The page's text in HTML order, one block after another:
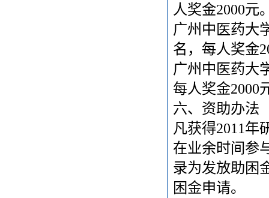
人奖金2000元
广州中医药大
名，每人奖金
广州中医药大
每人奖金2000
六、资助办法
凡获得2011年
在业余时间参
录为发放助困
困金申请。